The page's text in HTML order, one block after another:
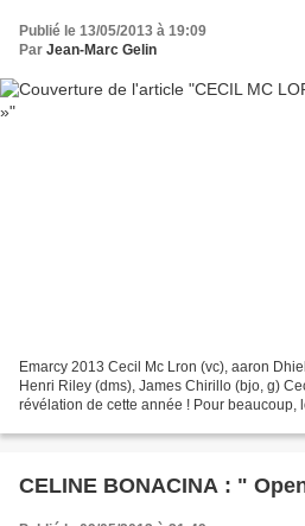
Publié le 13/05/2013 à 19:09
Par Jean-Marc Gelin
Emarcy 2013 Cecil Mc Lron (vc), aaron
Henri Riley (dms), James Chirillo (bjo, g)
révélation de cette année ! Pour beaucoup,
CELINE BONACINA : "